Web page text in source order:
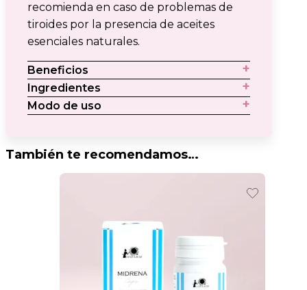
recomienda en caso de problemas de
tiroides por la presencia de aceites
esenciales naturales.
Beneficios
Ingredientes
Modo de uso
También te recomendamos…